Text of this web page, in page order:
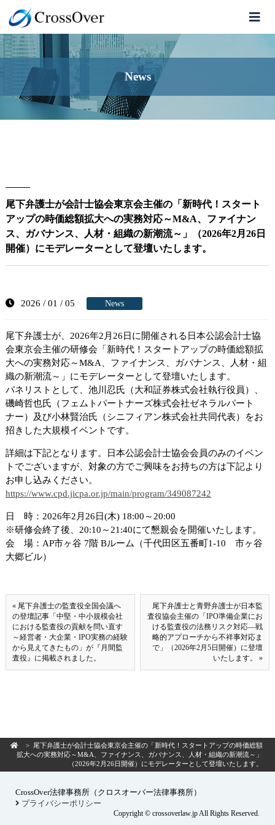
News
尾下弁護士が会計士協会東京会主催の「新時代！スタート
アップの時価総額拡大への実務対応～M&A、ファイナン
ス、ガバナンス、人材・組織の新潮流～」（2026年2月26日
開催）にモデレーターとして登壇いたします。
2026 / 01 / 05 News
尾下弁護士が、2026年2月26日に開催される日本公認会計士協
会東京会主催の研修会「新時代！スタートアップの時価総額拡
大への実務対応～M&A、ファイナンス、ガバナンス、人材・組
織の新潮流～」にモデレーターとして登壇いたします。
パネリストとして、池川忍氏（大和証券株式会社執行役員）、
磯崎哲也氏（フェムトパートナーズ株式会社ゼネラルパート
ナー）及び小林賢治氏（シニフィアン株式会社共同代表）をお
招きした大規模イベントです。
詳細は下記となります。日本公認会計士協会会員のみのイベン
トでございますが、対象の方でご興味をお持ちの方は下記より
お申し込みください。
https://www.cpd.jicpa.or.jp/main/program/349087242
日 時：2026年2月26日(木) 18:00～20:00
※研修会終了後、20:10～21:40にて懇親会を開催いたします。
会 場：AP市ヶ谷 7階 Bルーム（千代田区五番町1-10 市ヶ谷
大郷ビル）
« 尾下弁護士の監査役全国会議へ
の登壇記事「中堅・中小規模会社
における監査役の貢献を問い直す
～経営者・大企業・IPO実務の経験
から見えてきたもの」が『月間監
査役』に掲載されました。
尾下弁護士と青野弁護士が日本監
査役協会主催の「IPO準備企業にお
ける監査役の法務リスク対応―戦
略的アプローチから不祥事対応ま
で」（2026年2月5日開催）に登壇
いたします。 »
> 尾下弁護士が会計士協会東京会主催の「新時代！スタートアップの時価総額
拡大への実務対応～M&A、ファイナンス、ガバナンス、人材・組織の新潮流～」
（2026年2月26日開催）にモデレーターとして登壇いたします。
CrossOver法律事務所（クロスオーバー法律事務所）
プライバシーポリシー
Copyright © crossoverlaw.jp All Rights Reserved.